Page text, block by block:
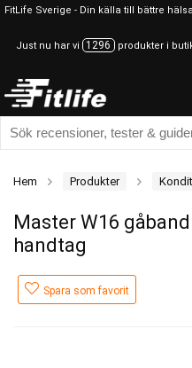
FitLife Sverige - Din källa till bättre hälsa
Just nu har vi 1296 produkter i
Hem Produkter
Master W16
handtag
Spara som favorit